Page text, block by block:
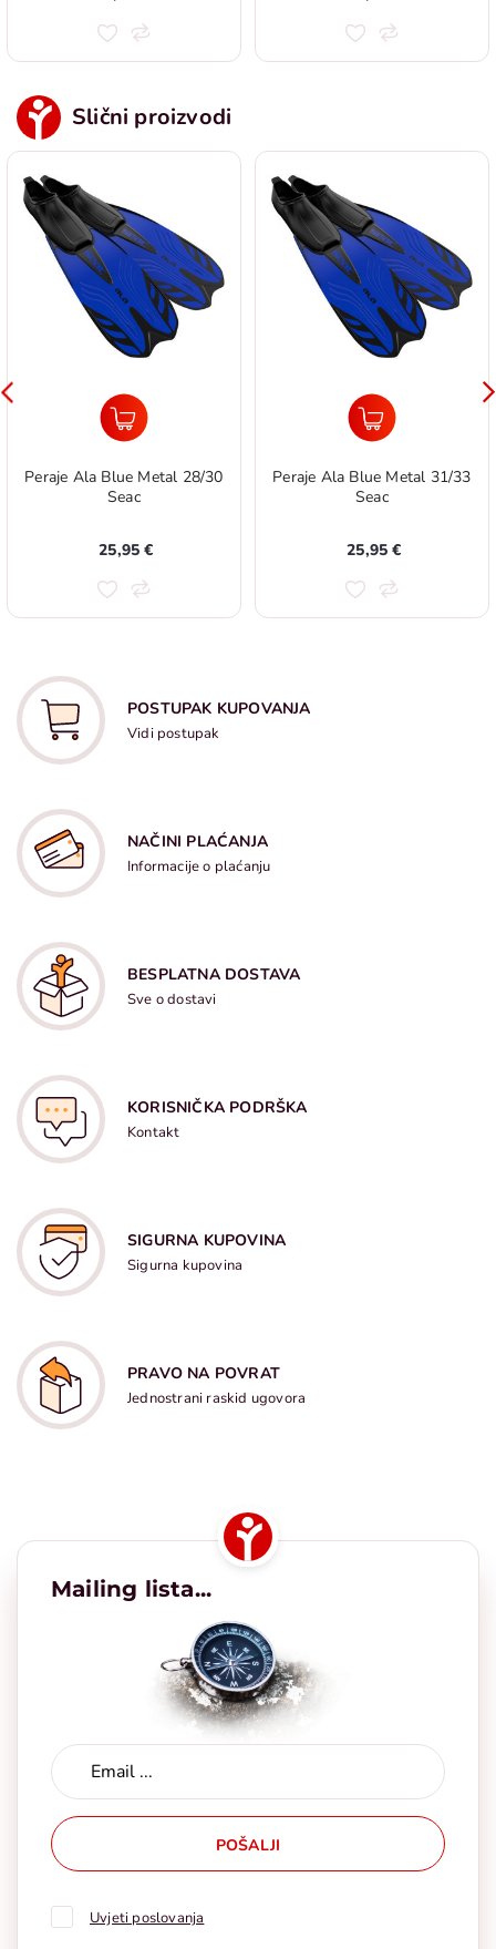
Slični proizvodi
Peraje Ala Blue Metal 28/30
Seac
25,95 €
Peraje Ala Blue Metal 31/33
Seac
25,95 €
POSTUPAK KUPOVANJA
Vidi postupak
NAČINI PLAĆANJA
Informacije o plaćanju
BESPLATNA DOSTAVA
Sve o dostavi
KORISNIČKA PODRŠKA
Kontakt
SIGURNA KUPOVINA
Sigurna kupovina
PRAVO NA POVRAT
Jednostrani raskid ugovora
Mailing lista...
POŠALJI
Uvjeti poslovanja